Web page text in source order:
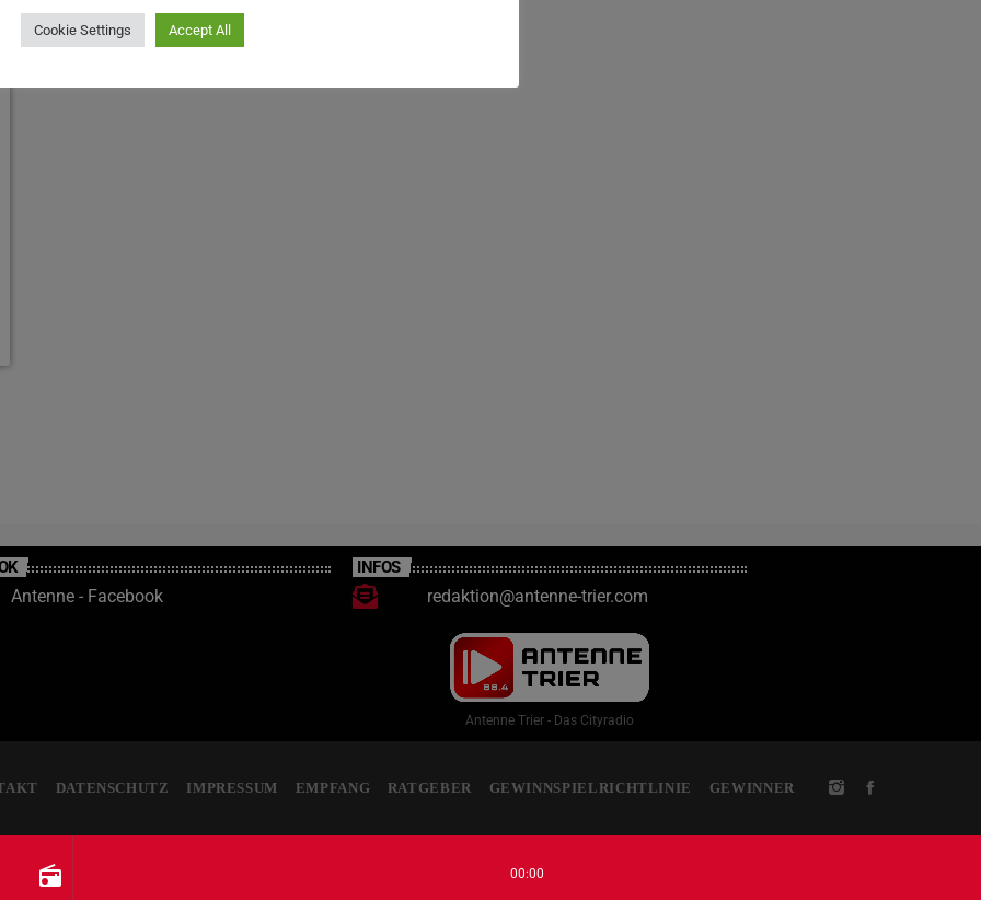
radio 00:00
Antenne - Facebook
INFOS
redaktion@antenne-trier.com
Antenne Trier - Das Cityradio
DATENSCHUTZ IMPRESSUM EMPFANG RATGEBER GEWINNSPIELRICHTLINIE GEWINNER
Cookie Settings Accept All